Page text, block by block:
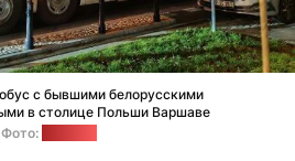
с бывшими белорусскими
в столице Польши Варшаве
Фото: